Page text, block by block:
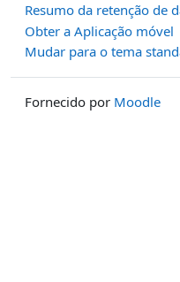
Resumo da retenção de
Obter a Aplicação móvel
Mudar para o tema
Fornecido por Moodle